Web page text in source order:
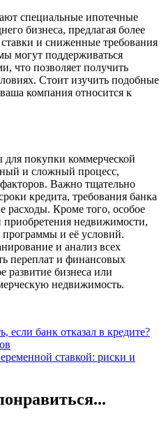
специальные ипотечные
бизнеса, предлагая более
и сниженные требования
могут поддерживаться
что позволяет получить
Стоит изучить подобные
компания относится к
покупки коммерческой
и сложный процесс,
Важно тщательно
кредита, требования банка
Кроме того, особое
приобретения недвижимости,
программы и её условий.
и анализ всех
переплат и финансовых
развитие бизнеса или
недвижимость.
если банк отказал в кредите?
ставкой: риски и